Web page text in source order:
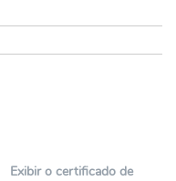
Exibir o certificado de